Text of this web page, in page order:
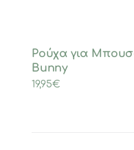
Ρούχα για
Bunny
19,95€